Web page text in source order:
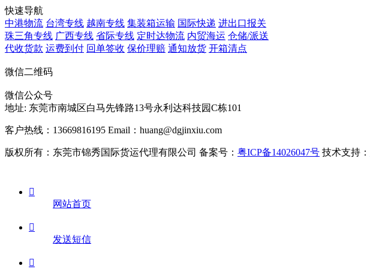
快速导航
中港物流 台湾专线 越南专线 集装箱运输 国际快递 进出口报关
珠三角专线 广西专线 省际专线 定时达物流 内贸海运 仓储/派送
代收货款 运费到付 回单签收 保价理赔 通知放货 开箱清点
微信二维码
微信公众号
地址: 东莞市南城区白马先锋路13号永利达科技园C栋101
客户热线：13669816195 Email：huang@dgjinxiu.com
版权所有：东莞市锦秀国际货运代理有限公司 备案号： 粤ICP备14026047号 技术支持：

网站首页

发送短信
